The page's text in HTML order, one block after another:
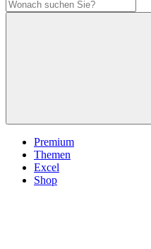
Premium
Themen
Excel
Shop